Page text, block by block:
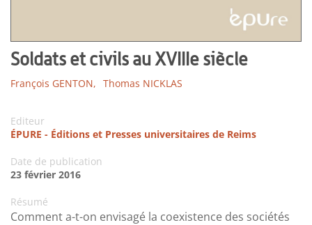
Soldats et civils au XVIIIe siècle
François GENTON, Thomas NICKLAS
Editeur
ÉPURE - Éditions et Presses universitaires de Reims
Date de publication
23 février 2016
Résumé
Comment a-t-on envisagé la coexistence des sociétés